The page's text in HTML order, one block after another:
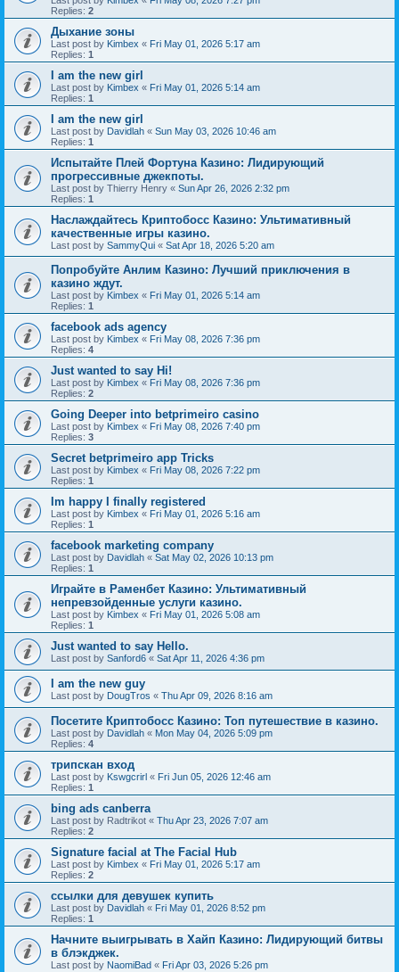
Replies: 2
Дыхание зоны
Last post by Kimbex « Fri May 01, 2026 5:17 am
Replies: 1
I am the new girl
Last post by Kimbex « Fri May 01, 2026 5:14 am
Replies: 1
I am the new girl
Last post by Davidlah « Sun May 03, 2026 10:46 am
Replies: 1
Испытайте Плей Фортуна Казино: Лидирующий
прогрессивные джекпоты.
Last post by Thierry Henry « Sun Apr 26, 2026 2:32 pm
Replies: 1
Наслаждайтесь Криптобосс Казино: Ультимативный
качественные игры казино.
Last post by SammyQui « Sat Apr 18, 2026 5:20 am
Попробуйте Анлим Казино: Лучший приключения в
казино ждут.
Last post by Kimbex « Fri May 01, 2026 5:14 am
Replies: 1
facebook ads agency
Last post by Kimbex « Fri May 08, 2026 7:36 pm
Replies: 4
Just wanted to say Hi!
Last post by Kimbex « Fri May 08, 2026 7:36 pm
Replies: 2
Going Deeper into betprimeiro casino
Last post by Kimbex « Fri May 08, 2026 7:40 pm
Replies: 3
Secret betprimeiro app Tricks
Last post by Kimbex « Fri May 08, 2026 7:22 pm
Replies: 1
Im happy I finally registered
Last post by Kimbex « Fri May 01, 2026 5:16 am
Replies: 1
facebook marketing company
Last post by Davidlah « Sat May 02, 2026 10:13 pm
Replies: 1
Играйте в Раменбет Казино: Ультимативный
непревзойденные услуги казино.
Last post by Kimbex « Fri May 01, 2026 5:08 am
Replies: 1
Just wanted to say Hello.
Last post by Sanford6 « Sat Apr 11, 2026 4:36 pm
I am the new guy
Last post by DougTros « Thu Apr 09, 2026 8:16 am
Посетите Криптобосс Казино: Топ путешествие в казино.
Last post by Davidlah « Mon May 04, 2026 5:09 pm
Replies: 4
трипскан вход
Last post by Kswgcrirl « Fri Jun 05, 2026 12:46 am
Replies: 1
bing ads canberra
Last post by Radtrikot « Thu Apr 23, 2026 7:07 am
Replies: 2
Signature facial at The Facial Hub
Last post by Kimbex « Fri May 01, 2026 5:17 am
Replies: 2
ссылки для девушек купить
Last post by Davidlah « Fri May 01, 2026 8:52 pm
Replies: 1
Начните выигрывать в Хайп Казино: Лидирующий битвы
в блэкджек.
Last post by NaomiBad « Fri Apr 03, 2026 5:26 pm